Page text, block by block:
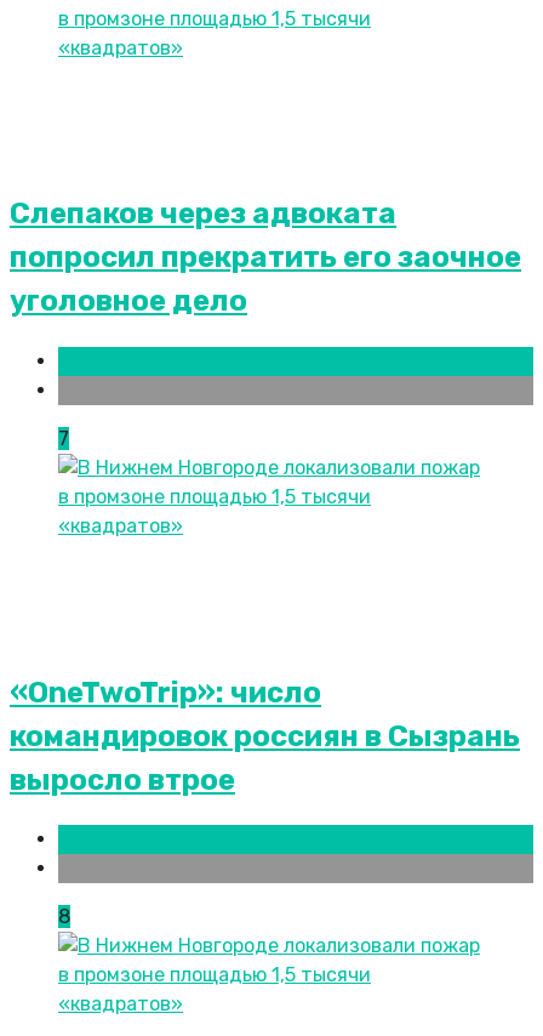
Слепаков через адвоката
попросил прекратить его заочное
уголовное дело
7
«OneTwoTrip»: число
командировок россиян в Сызрань
выросло втрое
8